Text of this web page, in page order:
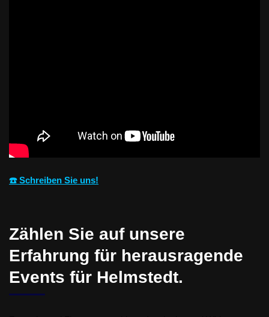
☎️ Schreiben Sie uns!
Zählen Sie auf unsere
Erfahrung für herausragende
Events für Helmstedt.